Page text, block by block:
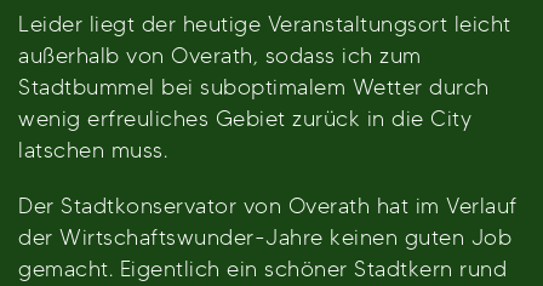
Leider liegt der heutige Veranstaltungsort leicht
außerhalb von Overath, sodass ich zum
Stadtbummel bei suboptimalem Wetter durch
wenig erfreuliches Gebiet zurück in die City
latschen muss.
Der Stadtkonservator von Overath hat im Verlauf
der Wirtschaftswunder-Jahre keinen guten Job
gemacht. Eigentlich ein schöner Stadtkern rund